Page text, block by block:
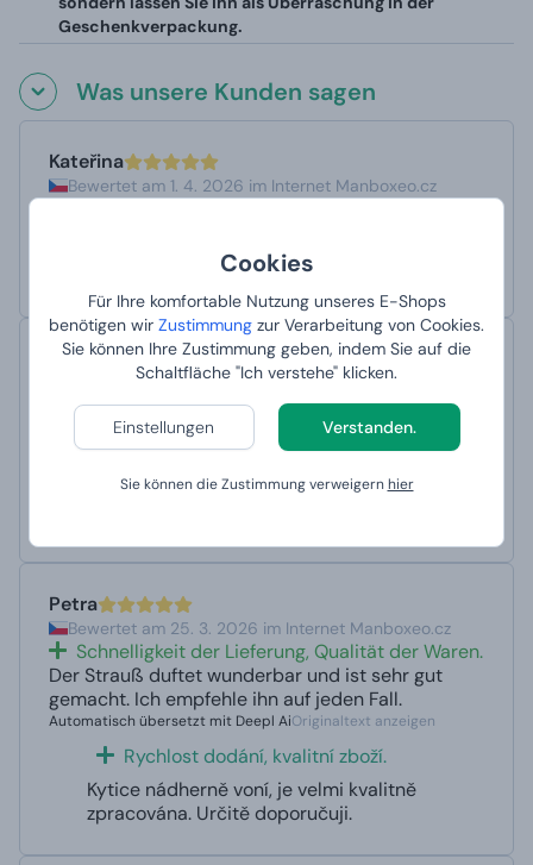
Cookies
Für Ihre komfortable Nutzung unseres E-Shops
benötigen wir Zustimmung zur Verarbeitung von Cookies.
Sie können Ihre Zustimmung geben, indem Sie auf die
Schaltfläche "Ich verstehe" klicken.
Einstellungen Verstanden.
Sie können die Zustimmung verweigernhier
Geschenkverpackung.
Was unsere Kunden sagen
Kateřina
Bewertet am 1. 4. 2026 im Internet Manboxeo.cz
bleskové doručení objednávky
KDrtikova
Bewertet am 1. 4. 2026 im Internet Manboxeo.cz
die Liefergeschwindigkeit ist blitzschnell
Ich empfehle
Automatisch übersetzt mit Deepl AiOriginaltext anzeigen
rychlost dodání je blesková
Petra
Bewertet am 25. 3. 2026 im Internet Manboxeo.cz
Schnelligkeit der Lieferung, Qualität der Waren.
Der Strauß duftet wunderbar und ist sehr gut
gemacht. Ich empfehle ihn auf jeden Fall.
Automatisch übersetzt mit Deepl AiOriginaltext anzeigen
Rychlost dodání, kvalitní zboží.
Kytice nádherně voní, je velmi kvalitně
zpracována. Určitě doporučuji.